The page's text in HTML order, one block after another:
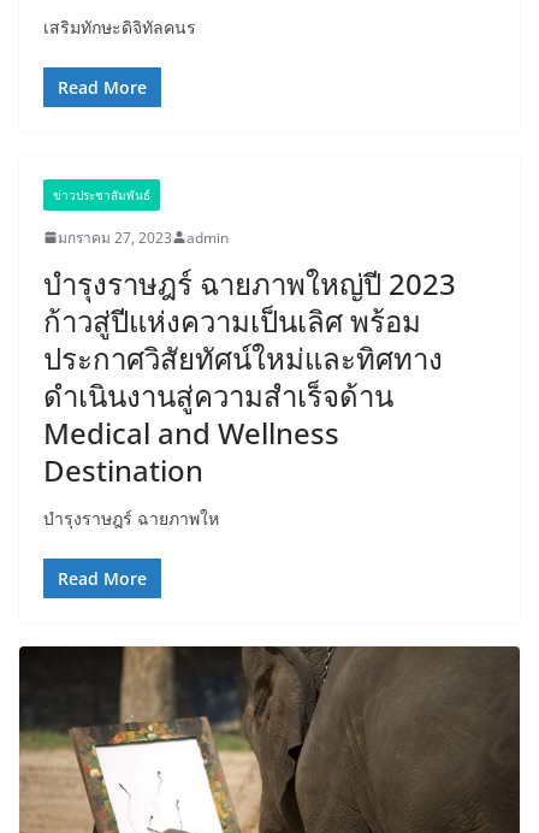
เสริมทักษะดิจิทัลคนร
Read More
ข่าวประชาสัมพันธ์
มกราคม 27, 2023 admin
บำรุงราษฎร์ ฉายภาพใหญ่ปี 2023
ก้าวสู่ปีแห่งความเป็นเลิศ พร้อม
ประกาศวิสัยทัศน์ใหม่และทิศทาง
ดำเนินงานสู่ความสำเร็จด้าน
Medical and Wellness
Destination
บำรุงราษฎร์ ฉายภาพให
Read More